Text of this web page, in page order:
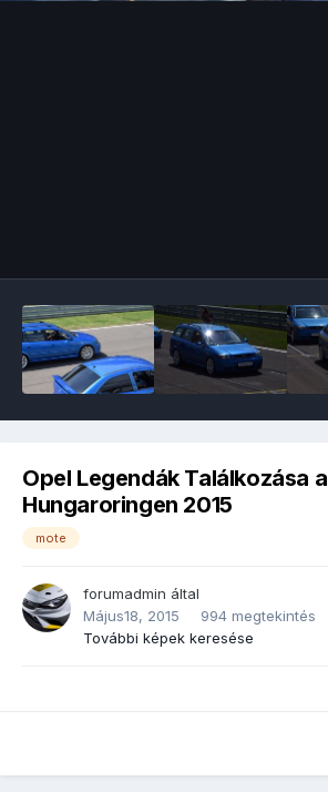
Opel Legendák Találkozása a
Hungaroringen 2015
mote
forumadmin által
Május18, 2015
994 megtekintés
További képek keresése